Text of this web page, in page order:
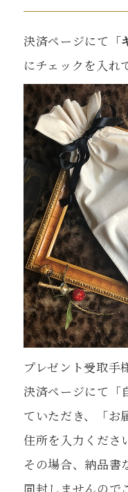
決済ページにて
にチェックを入れ
プレゼント受取手
決済ページにて「
ていただき、「お
住所を入力くださ
その場合、納品書
同封しませんので